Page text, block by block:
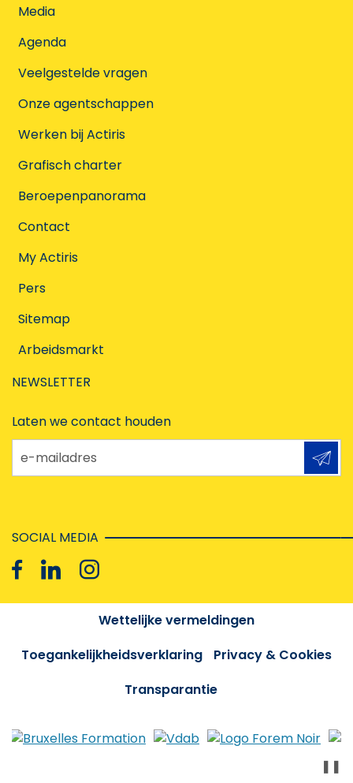
Media
Agenda
Veelgestelde vragen
Onze agentschappen
Werken bij Actiris
Grafisch charter
Beroepenpanorama
Contact
My Actiris
Pers
Sitemap
Arbeidsmarkt
NEWSLETTER
Laten we contact houden
e-mailadres
SOCIAL MEDIA
Wettelijke vermeldingen
Toegankelijkheidsverklaring
Privacy & Cookies
Transparantie
❚❚